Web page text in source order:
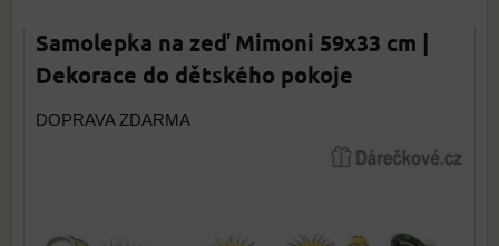
Samolepka na zeď Mimoni 59x33 cm |
Dekorace do dětského pokoje
DOPRAVA ZDARMA